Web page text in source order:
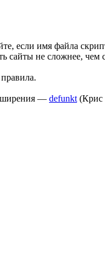
если имя файла
сайты не сложнее,
— defunkt (Крис